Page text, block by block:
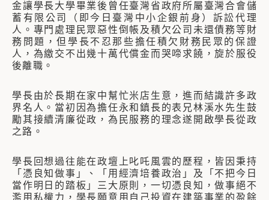
金讓學長大學畢業後曾任臺灣省政府所屬臺灣合會儲
蓄有限公司（即今日臺灣中小企銀前身）訴訟代理
人。專門處理民眾惡性倒帳及積欠公司未還債務等財
務問題，但學長不忍那些擔任積欠財務民眾的保證
人，為繳交不出幾十萬代償金而哭啼求饒，旋於服役
後離職。
學長由於長期在家中幫忙米店生意，進而結識許多政
界名人。當初因為擔任永和鎮長的表兄林溪水先生鼓
勵其接續清廉從政，為民服務的理念遂開啟學長從政
之路。
學長回想過往能在政壇上叱吒風雲的歷程，皆因秉持
「憑良知做事」、「用經濟培養政治」及「不把今日
當作明日的踏板」三大原則，一切憑良知，做事絕不
濫用私權力，學長願意用自己投資在建築事業的盈餘